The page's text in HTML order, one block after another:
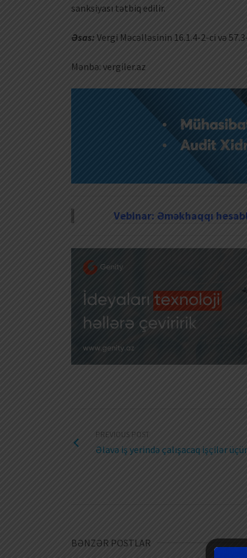
sanksiyası tətbiq edilir.
Əsas: Vergi Məcəlləsinin 16.1.4-2-ci və
Mənbə: vergiler.az
Vebinar: Əməkhaqqı
PREVIOUS POST
Əlavə iş yerində çalışacaq işçilər
BƏNZƏR POSTLAR